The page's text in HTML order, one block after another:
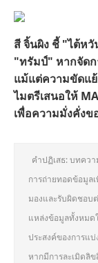
สี จิ้นผิง ชี้ "ไต้ห
"ทรัมป์" หากจัด
แม้แต่ความขัดแ
ไมตรีเสนอให้
เพื่อความมั่งคั่งข
คำปฏิเสธ: บทคว
การถ่ายทอดข้อมูล
มองและรับผิดชอบ
แหล่งข้อมูลทั้งหมด
ประสงค์ของการแ
หากมีการละเมิดลิ